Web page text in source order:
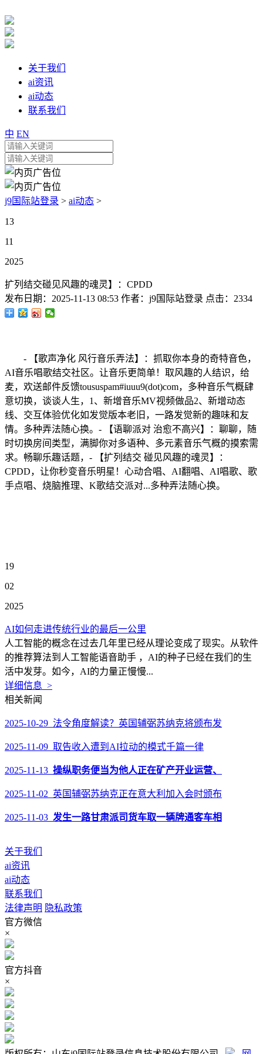
关于我们
ai资讯
ai动态
联系我们
中 EN
j9国际站登录 > ai动态 >
13
11
2025
扩列结交碰见风趣的魂灵】：CPDD
发布日期： 2025-11-13 08:53 作者： j9国际站登录 点击： 2334
- 【歌声净化 风行音乐弄法】：抓取你本身的奇特音色，
AI音乐唱歌结交社区。让音乐更简单！取风趣的人结识，给
麦，欢送邮件反馈toususpam#iuuu9(dot)com，多种音乐气概肆
意切换，谈谈人生，1、新增音乐MV视频做品2、新增动态
线、交互体验优化如发觉版本老旧，一路发觉新的趣味和友
情。多种弄法随心换。- 【语聊派对 治愈不高兴】：聊聊，随
时切换房间类型，满脚你对多语种、多元素音乐气概的摸索需
求。畅聊乐趣话题，- 【扩列结交 碰见风趣的魂灵】：
CPDD，让你秒变音乐明星！心动合唱、AI翻唱、AI唱歌、歌
手点唱、烧脑推理、K歌结交派对...多种弄法随心换。
19
02
2025
AI如何走进传统行业的最后一公里
人工智能的概念在过去几年里已经从理论变成了现实。从软件
的推荐算法到人工智能语音助手 ，AI的种子已经在我们的生
活中发芽。如今，AI的力量正慢慢...
详细信息 >
相关新闻
2025-10-29 法令角度解读？英国辅弼苏纳克将颁布发
2025-11-09 取告收入遭到AI拉动的模式千篇一律
2025-11-13 操纵职务便当为他人正在矿产开业运营、
2025-11-02 英国辅弼苏纳克正在意大利加入会时颁布
2025-11-03 发生一路甘肃派司货车取一辆牌通客车相
关于我们
ai资讯
ai动态
联系我们
法律声明 隐私政策
官方微信
×
官方抖音
×